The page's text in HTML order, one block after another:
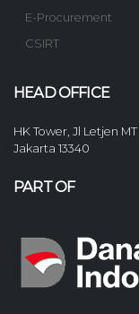
E-Procurement
CSIRT
HEAD OFFICE
HK Tower, Jl Letjen
Jakarta 13340
PART OF